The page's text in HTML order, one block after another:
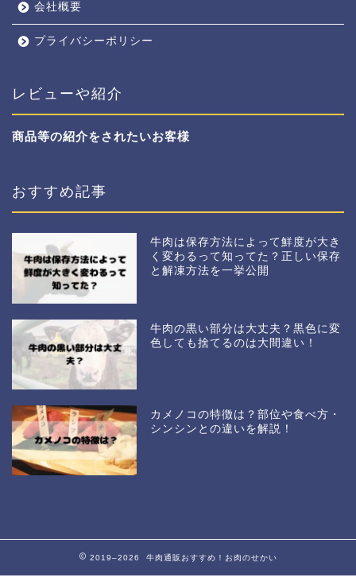
会社概要
プライバシーポリシー
レビューや紹介
商品等の紹介をされたいお客様
おすすめ記事
牛肉は保存方法によって鮮度が大き
く変わるって知ってた？正しい保存
と解凍方法を一挙公開
牛肉の黒い部分は大丈夫？黒色に変
色しても捨てるのは大間違い！
カメノコの特徴は？部位や食べ方・
シンシンとの違いを解説！
2019–2026 牛肉通販おすすめ！お肉のせかい